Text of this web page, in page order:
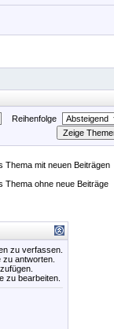
Reihenfolge
Thema mit neuen Beiträgen
Thema ohne neue Beiträge
zu verfassen.
zu antworten.
zu bearbeiten.